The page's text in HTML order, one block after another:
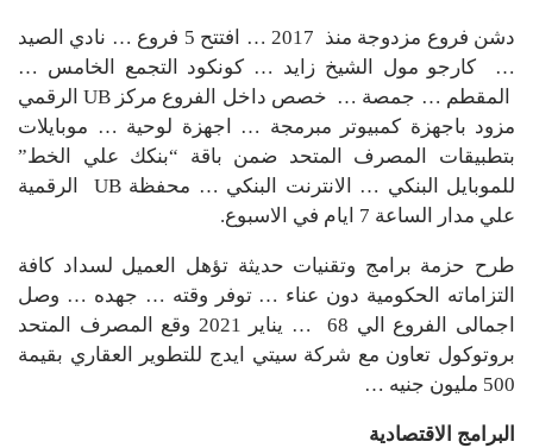
دشن فروع مزدوجة منذ 2017 … افتتح 5 فروع … نادي الصيد
… كارجو مول الشيخ زايد … كونكود التجمع الخامس …
المقطم … جمصة … خصص داخل الفروع مركز UB الرقمي
مزود باجهزة كمبيوتر مبرمجة … اجهزة لوحية … موبايلات
بتطبيقات المصرف المتحد ضمن باقة “بنكك علي الخط”
للموبايل البنكي … الانترنت البنكي … محفظة UB الرقمية
علي مدار الساعة 7 ايام في الاسبوع.
طرح حزمة برامج وتقنيات حديثة تؤهل العميل لسداد كافة
التزاماته الحكومية دون عناء … توفر وقته … جهده … وصل
اجمالى الفروع الي 68 … يناير 2021 وقع المصرف المتحد
بروتوكول تعاون مع شركة سيتي ايدج للتطوير العقاري بقيمة
500 مليون جنيه …
البرامج الاقتصادية